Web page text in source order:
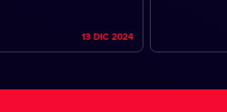
13 DIC 2024